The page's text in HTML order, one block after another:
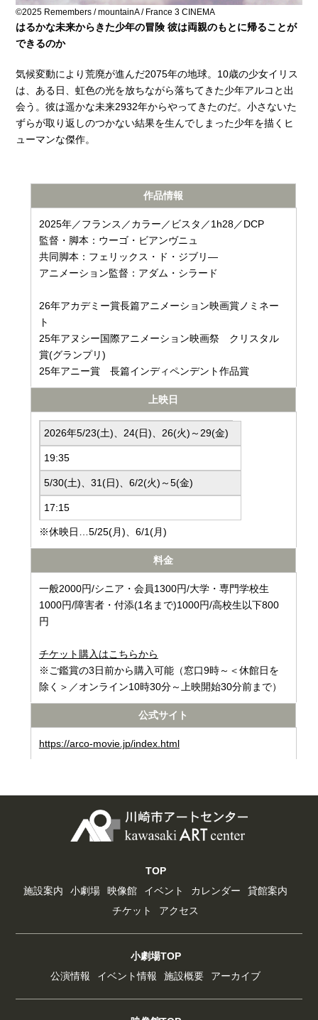
©2025 Remembers / mountainA / France 3 CINEMA
はるかな未来からきた少年の冒険 彼は両親のもとに帰ることが
できるのか
気候変動により荒廃が進んだ2075年の地球。10歳の少女イリス
は、ある日、虹色の光を放ちながら落ちてきた少年アルコと出
会う。彼は遥かな未来2932年からやってきたのだ。小さないた
ずらが取り返しのつかない結果を生んでしまった少年を描くヒ
ューマンな傑作。
作品情報
2025年／フランス／カラー／ビスタ／1h28／DCP
監督・脚本：ウーゴ・ビアンヴニュ
共同脚本：フェリックス・ド・ジブリ―
アニメーション監督：アダム・シラード
26年アカデミー賞長篇アニメーション映画賞ノミネー
ト
25年アヌシー国際アニメーション映画祭 クリスタル
賞(グランプリ)
25年アニー賞 長篇インディペンデント作品賞
上映日
2026年5/23(土)、24(日)、26(火)～29(金)
19:35
5/30(土)、31(日)、6/2(火)～5(金)
17:15
※休映日…5/25(月)、6/1(月)
料金
一般2000円/シニア・会員1300円/大学・専門学校生
1000円/障害者・付添(1名まで)1000円/高校生以下800
円
チケット購入はこちらから
※ご鑑賞の3日前から購入可能（窓口9時～＜休館日を
除く＞／オンライン10時30分～上映開始30分前まで）
公式サイト
https://arco-movie.jp/index.html
TOP
施設案内
小劇場 映像館 イベント カレンダー
貸館案内
チケット
アクセス
小劇場TOP
公演情報
イベント情報 施設概要 アーカイブ